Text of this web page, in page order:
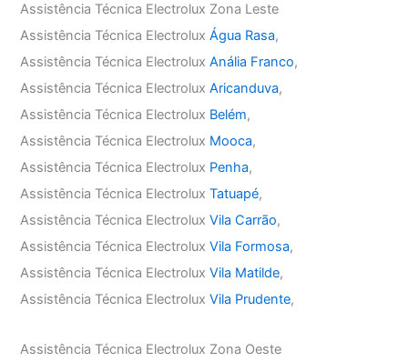
Assistência Técnica Electrolux Zona Leste
Assistência Técnica ElectroluxÁgua Rasa,
Assistência Técnica ElectroluxAnália Franco,
Assistência Técnica ElectroluxAricanduva,
Assistência Técnica Electrolux Belém,
Assistência Técnica Electrolux Mooca,
Assistência Técnica Electrolux Penha,
Assistência Técnica ElectroluxTatuapé,
Assistência Técnica ElectroluxVila Carrão,
Assistência Técnica ElectroluxVila Formosa,
Assistência Técnica ElectroluxVila Matilde,
Assistência Técnica ElectroluxVila Prudente,
Assistência Técnica Electrolux Zona Oeste